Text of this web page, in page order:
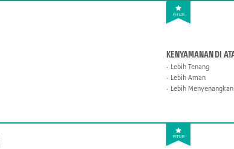
FITUR
KENYAMANAN DI
Lebih Tenang
Lebih Aman
Lebih Menyenangkan
FITUR